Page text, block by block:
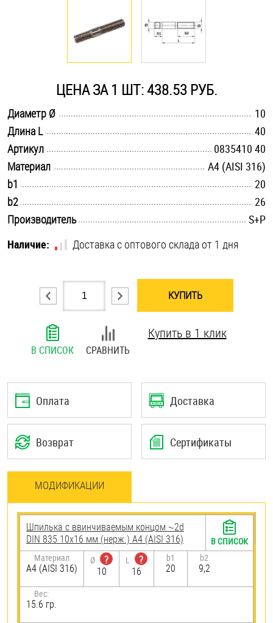
Стопорные кольца
Такелаж
Хомуты
Шайбы
Шпильки
Штифты и пальцы
ЦЕНА ЗА 1 ШТ: 438.53 РУБ.
Диаметр Ø
10
Длина L
40
Артикул
0835410 40
Материал
A4 (AISI 316)
b1
20
b2
26
Производитель
S+P
Наличие:
Доставка с оптового склада от 1 дня
КУПИТЬ
В СПИСОК СРАВНИТЬ
Купить в 1 клик
Оплата Доставка
Возврат Сертификаты
МОДИФИКАЦИИ
Шпилька c ввинчиваемым концом ~2d
DIN 835 10х16 мм (нерж.) A4 (AISI 316)
Материал
A4 (AISI 316)
Ø
?
10
L
?
16
b1
20
b2
9,2
Вес:
15.6 гр.
В СПИСОК